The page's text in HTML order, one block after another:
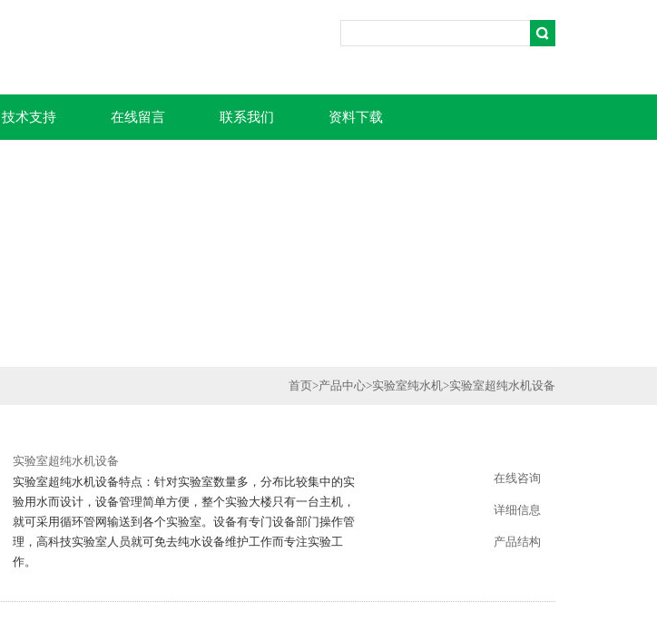
技术支持 在线留言 联系我们 资料下载
首页>产品中心>实验室纯水机>实验室超纯水机设备
实验室超纯水机设备
实验室超纯水机设备特点：针对实验室数量多，分布比较集中的实
验用水而设计，设备管理简单方便，整个实验大楼只有一台主机，
就可采用循环管网输送到各个实验室。设备有专门设备部门操作管
理，高科技实验室人员就可免去纯水设备维护工作而专注实验工
作。
在线咨询
详细信息
产品结构